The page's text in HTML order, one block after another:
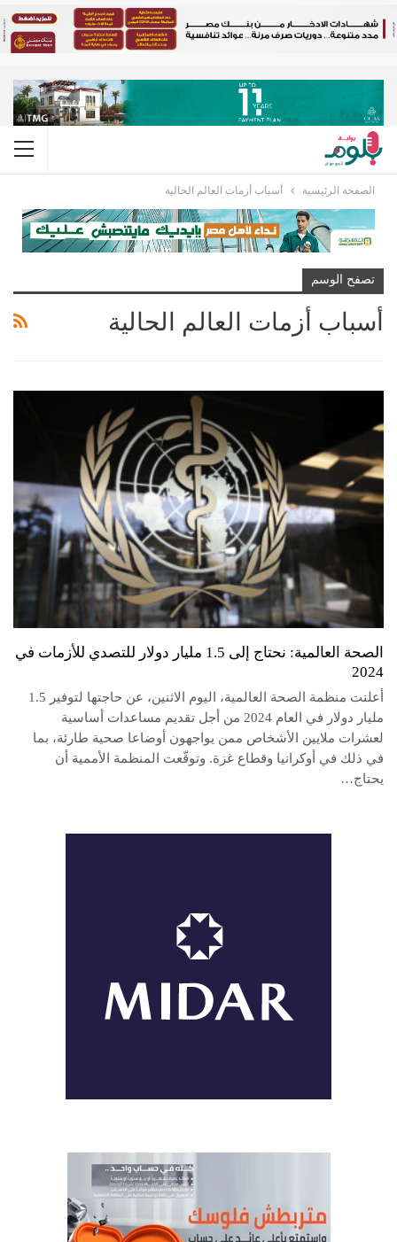
الصفحة الرئيسية أسباب أزمات العالم الحالية
تصفح الوسم
أسباب أزمات العالم الحالية
الصحة العالمية: نحتاج إلى 1.5 مليار دولار للتصدي للأزمات في
2024
أعلنت منظمة الصحة العالمية، اليوم الاثنين، عن حاجتها لتوفير 1.5
مليار دولار في العام 2024 من أجل تقديم مساعدات أساسية
لعشرات ملايين الأشخاص ممن يواجهون أوضاعا صحية طارئة، بما
في ذلك في أوكرانيا وقطاع غزة. وتوقّعت المنظمة الأممية أن
يحتاج…